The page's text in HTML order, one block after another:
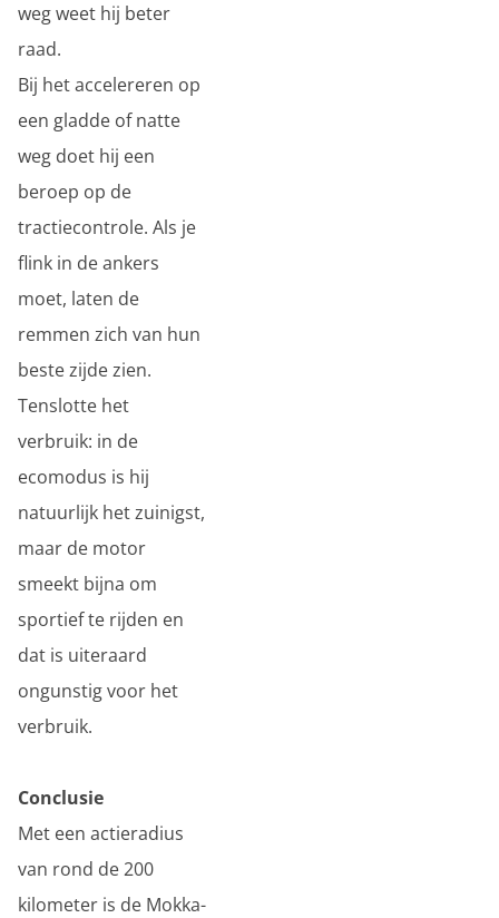
weg weet hij beter
raad.
Bij het accelereren op
een gladde of natte
weg doet hij een
beroep op de
tractiecontrole. Als je
flink in de ankers
moet, laten de
remmen zich van hun
beste zijde zien.
Tenslotte het
verbruik: in de
ecomodus is hij
natuurlijk het zuinigst,
maar de motor
smeekt bijna om
sportief te rijden en
dat is uiteraard
ongunstig voor het
verbruik.
Conclusie
Met een actieradius
van rond de 200
kilometer is de Mokka-